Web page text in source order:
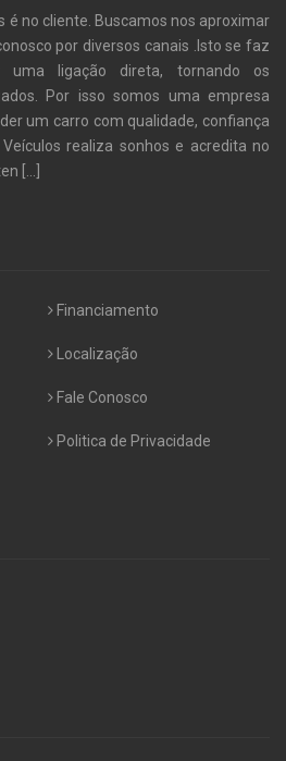
é no cliente. Buscamos nos aproximar
por diversos canais .Isto se faz
uma ligação direta, tornando os
Por isso somos uma empresa
um carro com qualidade, confiança
realiza sonhos e acredita no
[...]
Financiamento
Localização
Fale Conosco
Politica de Privacidade